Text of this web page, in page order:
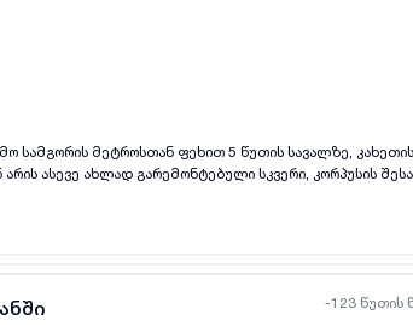
სამგორის მეტროსთან ფეხით 5 წუთის სავალზე,
არის ასევე ახლად გარემონტებული სკვერი, კორპუსის
481 💬 WhatsApp: 511 443 481 <3
-123 წუთის